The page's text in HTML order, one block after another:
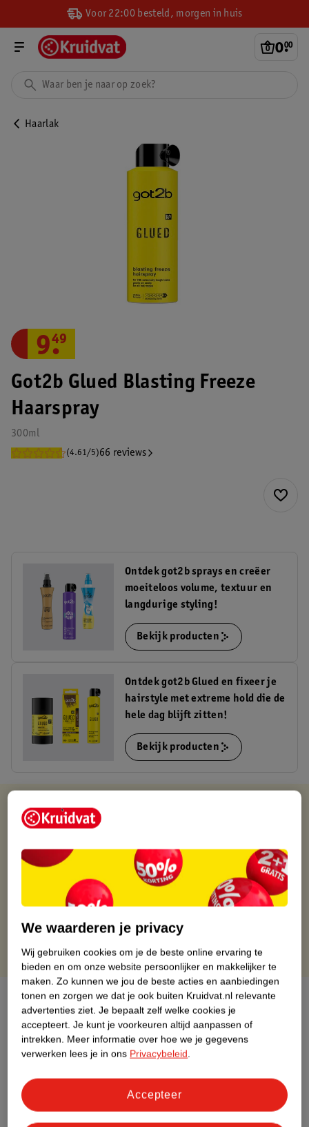
Voor 22:00 besteld, morgen in huis
0.
00
Haarlak
Got2b Glued Blasting Freeze
Haarspray
300ml
(4.61/5)66 reviews
9.
49
Ontdek got2b sprays en creëer
moeiteloos volume, textuur en
langdurige styling!
Bekijk producten
Ontdek got2b Glued en fixeer je
hairstyle met extreme hold die de
hele dag blijft zitten!
Bekijk producten
Kruidvat is altijd voordelig
Op werkdagen voor 22:00 uur besteld, volgende dag in huis
Gratis thuisbezorgd vanaf 50.00
Gratis retourneren binnen 30 dagen
Gratis punten met je Kruidvat kaart
Over dit product
Productinformatie
Nature Impact Score
We waarderen je privacy
Wij gebruiken cookies om je de beste online ervaring te
bieden en om onze website persoonlijker en makkelijker te
maken. Zo kunnen we jou de beste acties en aanbiedingen
tonen en zorgen we dat je ook buiten Kruidvat.nl relevante
advertenties ziet. Je bepaalt zelf welke cookies je
accepteert. Je kunt je voorkeuren altijd aanpassen of
intrekken. Meer informatie over hoe we je gegevens
verwerken lees je in ons Privacybeleid.
Accepteer